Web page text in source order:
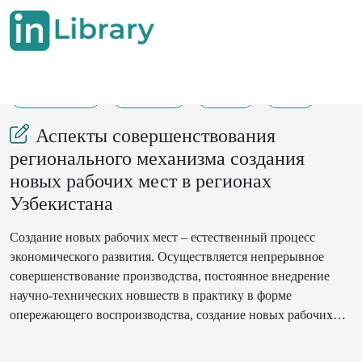
Аспекты совершенствования
регионального механизма создания
новых рабочих мест в регионах
Узбекистана
Создание новых рабочих мест – естественный процесс
экономического развития. Осуществляется непрерывное
совершенствование производства, постоянное внедрение
научно-технических новшеств в практику в форме
опережающего воспроизводства, создание новых рабочих